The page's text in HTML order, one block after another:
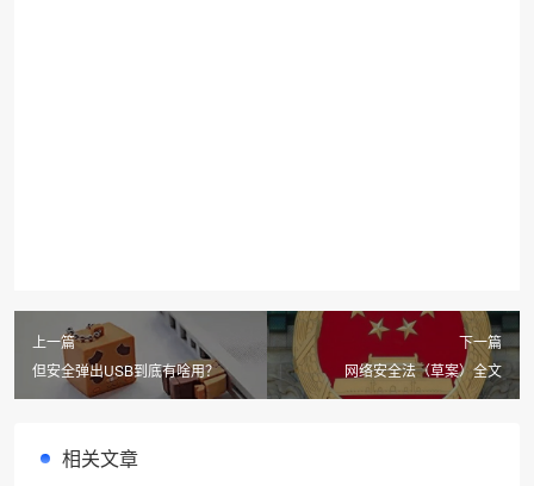
上一篇
但安全弹出USB到底有啥用？
下一篇
网络安全法（草案）全文
相关文章